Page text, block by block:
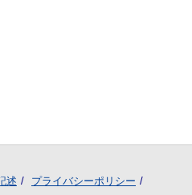
述 プライバシーポリシー